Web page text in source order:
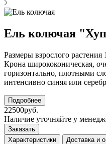
Ель колючая
Размеры взрослого
Крона ширококоническая,
горизонтально, плотными
интенсивно синяя или
Подробнее
22500руб.
Наличие уточняйте у
Заказать
Характеристики
Доставка и